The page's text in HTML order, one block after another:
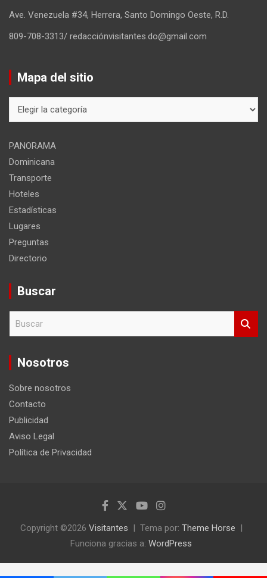
Ave. Venezuela #34, Herrera, Santo Domingo Oeste, R.D.
809-708-3313/ redacciónvisitantes.do@gmail.com
Mapa del sitio
del
PANORAMA
Dominicana
Transporte
Hoteles
Estadísticas
Lugares
Preguntas
Directorio
Buscar
c
Nosotros
Sobre nosotros
Contacto
Publicidad
Aviso Legal
Política de Privacidad
Copyright ©2026 Visitantes Tema por: Theme Horse
Funciona gracias a: WordPress